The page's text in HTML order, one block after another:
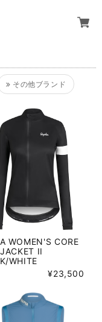
その他ブランド
WOMEN'S CORE
II
WHITE
¥23,500